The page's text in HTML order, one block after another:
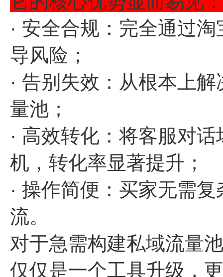
· 安全合规：完全通过
导风险；
· 告别失效：从根本上
量池；
· 高效转化：将客服对
机，转化率显著提升；
· 操作简便：买家无需
流。
对于急需构建私域流量
仅仅是一个工具升级，